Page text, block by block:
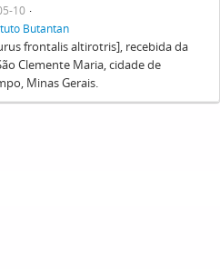
10
Butantan
frontalis altirotris], recebida da
Clemente Maria, cidade de
Minas Gerais.